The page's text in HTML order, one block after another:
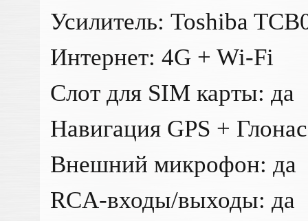
Усилитель: Toshiba
Интернет: 4G + Wi-Fi
Слот для SIM карты: да
Навигация GPS +
Внешний микрофон: да
RCA-входы/выходы: да